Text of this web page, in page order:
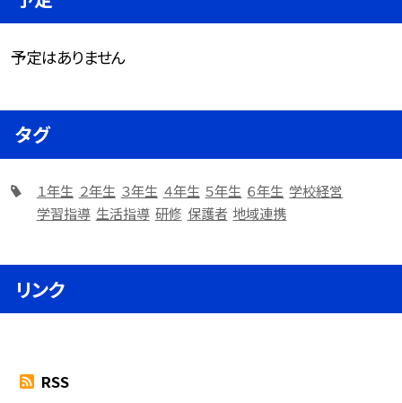
予定はありません
タグ
１年生 ２年生 ３年生 ４年生 ５年生 ６年生 学校経営
学習指導 生活指導 研修 保護者 地域連携
リンク
RSS